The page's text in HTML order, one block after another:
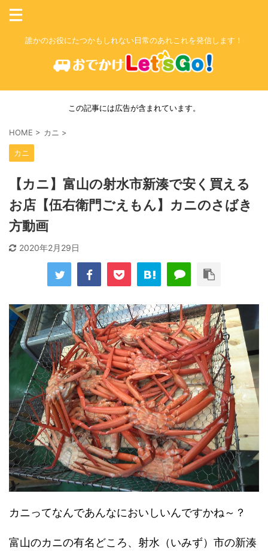
誰かのお役にたつかもしれない日常のあれこれを発信します！
この記事には広告が含まれています。
HOME > カニ >
カニ
【カニ】富山の射水市新湊で安く買える
お店【伍右衛門ごえもん】カニのさばき
方動画
2020年2月29日
カニってなんであんなにおいしいんですかね～？
富山のカニの有名どころ、射水（いみず）市の新湊